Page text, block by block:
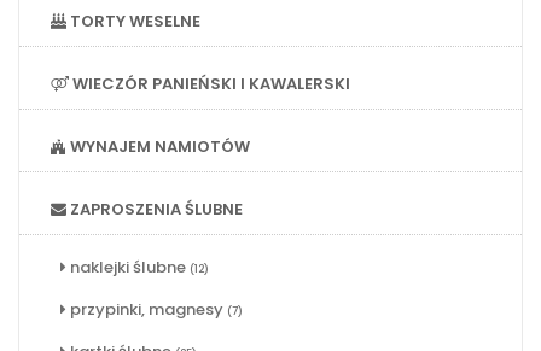
TORTY WESELNE
WIECZÓR PANIEŃSKI I KAWALERSKI
WYNAJEM NAMIOTÓW
ZAPROSZENIA ŚLUBNE
naklejki ślubne (12)
przypinki, magnesy (7)